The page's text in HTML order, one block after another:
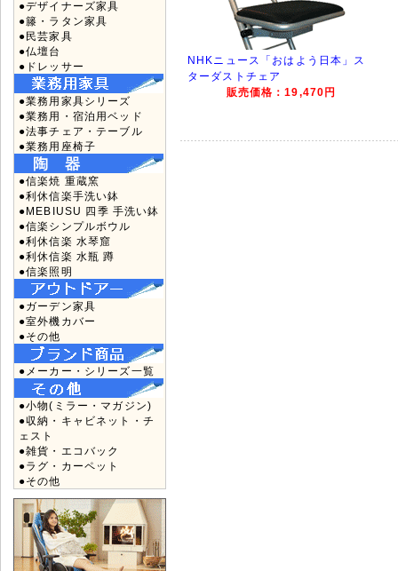
●デザイナーズ家具
●籐・ラタン家具
●民芸家具
●仏壇台
●ドレッサー
●業務用家具シリーズ
●業務用・宿泊用ベッド
●法事チェア・テーブル
●業務用座椅子
●信楽焼 重蔵窯
●利休信楽手洗い鉢
●MEBIUSU 四季 手洗い鉢
●信楽シンプルボウル
●利休信楽 水琴窟
●利休信楽 水瓶 蹲
●信楽照明
●ガーデン家具
●室外機カバー
●その他
●メーカー・シリーズ一覧
●小物(ミラー・マガジン)
●収納・キャビネット・チ
ェスト
●雑貨・エコバック
●ラグ・カーペット
●その他
NHKニュース「おはよう日本」ス
ターダストチェア
販売価格：19,470円